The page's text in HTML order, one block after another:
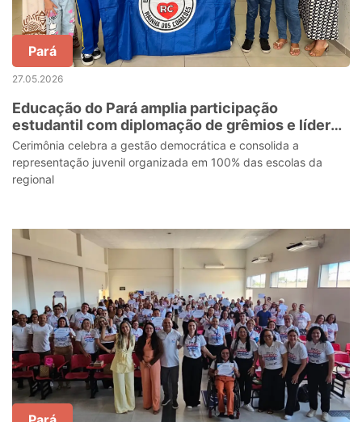
Pará
27.05.2026
Educação do Pará amplia participação
estudantil com diplomação de grêmios e líderes
de turma em Belém
Cerimônia celebra a gestão democrática e consolida a
representação juvenil organizada em 100% das escolas da
regional